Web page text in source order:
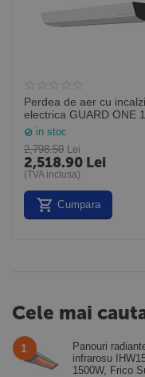
Perdea de aer cu
electrica GUARD ONE
in stoc
2,798.50 Lei
2,518.90 Lei
(TVA inclusa)
Cumpara
Cele mai
1
Panouri
infrarosu
1500W, Frico